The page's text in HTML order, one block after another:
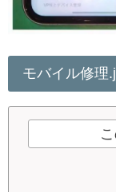
モバイル修理